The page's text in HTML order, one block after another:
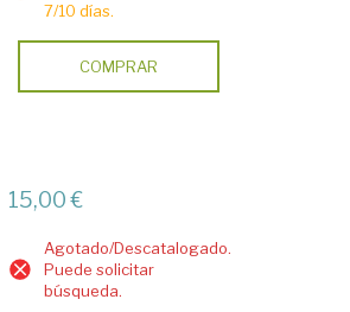
7/10 días.
COMPRAR
15,00 €
Agotado/Descatalogado.
Puede solicitar
búsqueda.